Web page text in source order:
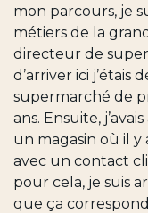
mon parcours, je
métiers de la
directeur de
d’arriver ici j’étais
supermarché de
ans. Ensuite,
un magasin où il y
avec un contact
pour cela, je suis
que ça